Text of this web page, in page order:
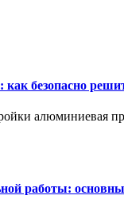
как безопасно
алюминиевая
работы: